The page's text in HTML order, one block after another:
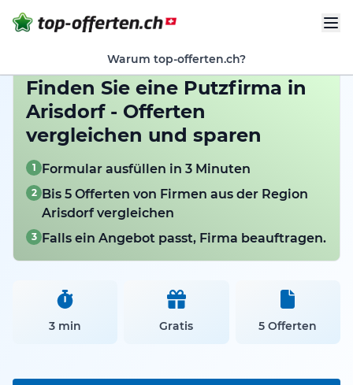
Warum top-offerten.ch?
Finden Sie eine Putzfirma in
Arisdorf - Offerten
vergleichen und sparen
1 Formular ausfüllen in 3 Minuten
2 Bis 5 Offerten von Firmen aus der Region
Arisdorf vergleichen
3 Falls ein Angebot passt, Firma beauftragen.
3 min Gratis 5 Offerten